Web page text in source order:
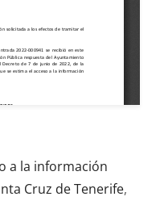
a la información
Cruz de Tenerife,